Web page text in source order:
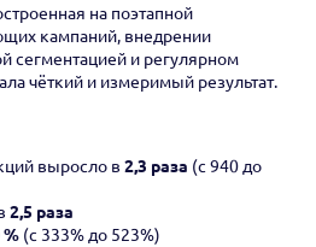
на поэтапной
кампаний, внедрении
сегментацией и регулярном
чёткий и измеримый результат.
выросло в 2,3 раза (с 940 до
2,5 раза
% (с 333% до 523%)